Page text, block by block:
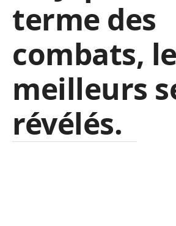
terme des
combats,
meilleurs
révélés.